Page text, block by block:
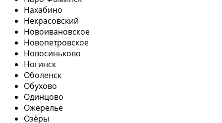
Нахабино
Некрасовский
Новоивановское
Новопетровское
Новосиньково
Ногинск
Оболенск
Обухово
Одинцово
Ожерелье
Озёры